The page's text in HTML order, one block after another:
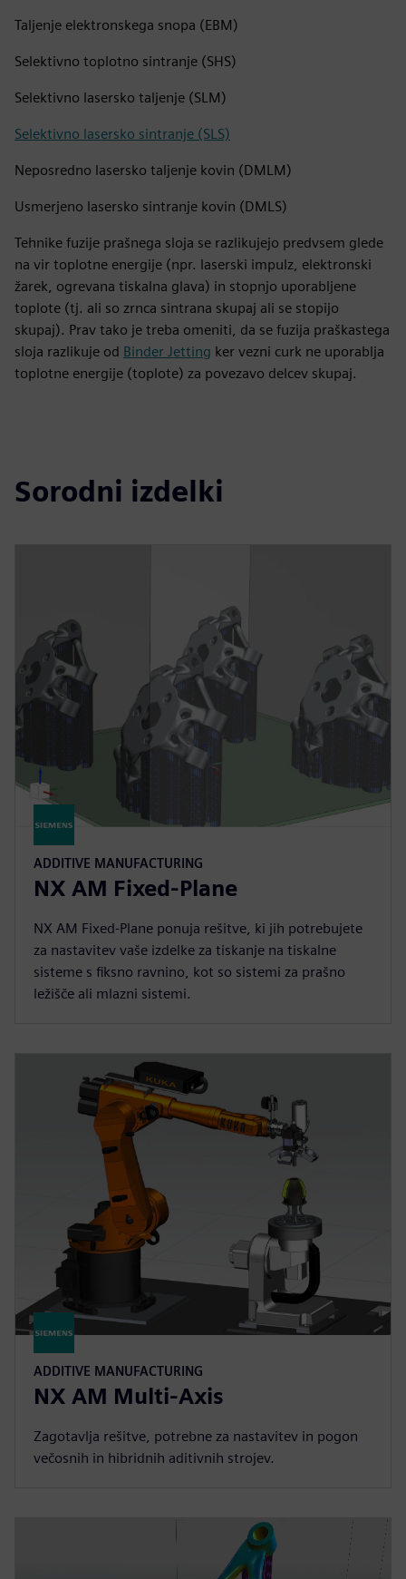
Taljenje elektronskega snopa (EBM)
Selektivno toplotno sintranje (SHS)
Selektivno lasersko taljenje (SLM)
Selektivno lasersko sintranje (SLS)
Neposredno lasersko taljenje kovin (DMLM)
Usmerjeno lasersko sintranje kovin (DMLS)
Tehnike fuzije prašnega sloja se razlikujejo predvsem glede
na vir toplotne energije (npr. laserski impulz, elektronski
žarek, ogrevana tiskalna glava) in stopnjo uporabljene
toplote (tj. ali so zrnca sintrana skupaj ali se stopijo
skupaj). Prav tako je treba omeniti, da se fuzija praškastega
sloja razlikuje od Binder Jetting ker vezni curk ne uporablja
toplotne energije (toplote) za povezavo delcev skupaj.
Sorodni izdelki
ADDITIVE MANUFACTURING
NX AM Fixed-Plane
NX AM Fixed-Plane ponuja rešitve, ki jih potrebujete
za nastavitev vaše izdelke za tiskanje na tiskalne
sisteme s fiksno ravnino, kot so sistemi za prašno
ležišče ali mlazni sistemi.
ADDITIVE MANUFACTURING
NX AM Multi-Axis
Zagotavlja rešitve, potrebne za nastavitev in pogon
večosnih in hibridnih aditivnih strojev.